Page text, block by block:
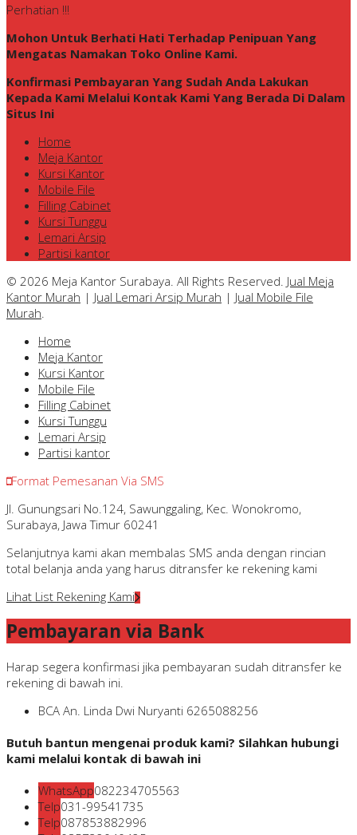
Perhatian !!!
Mohon Untuk Berhati Hati Terhadap Penipuan Yang
Mengatas Namakan Toko Online Kami.
Konfirmasi Pembayaran Yang Sudah Anda Lakukan
Kepada Kami Melalui Kontak Kami Yang Berada Di Dalam
Situs Ini
Home
Meja Kantor
Kursi Kantor
Mobile File
Filling Cabinet
Kursi Tunggu
Lemari Arsip
Partisi kantor
© 2026 Meja Kantor Surabaya. All Rights Reserved. Jual Meja
Kantor Murah | Jual Lemari Arsip Murah | Jual Mobile File
Murah
Home
Meja Kantor
Kursi Kantor
Mobile File
Filling Cabinet
Kursi Tunggu
Lemari Arsip
Partisi kantor
Format Pemesanan Via SMS
Jl. Gunungsari No.124, Sawunggaling, Kec. Wonokromo,
Surabaya, Jawa Timur 60241
Selanjutnya kami akan membalas SMS anda dengan rincian
total belanja anda yang harus ditransfer ke rekening kami
Lihat List Rekening Kami
Pembayaran via Bank
Harap segera konfirmasi jika pembayaran sudah ditransfer ke
rekening di bawah ini.
BCA An. Linda Dwi Nuryanti 6265088256
Butuh bantun mengenai produk kami? Silahkan hubungi
kami melalui kontak di bawah ini
WhatsApp082234705563
Telp031-99541735
Telp087853882996